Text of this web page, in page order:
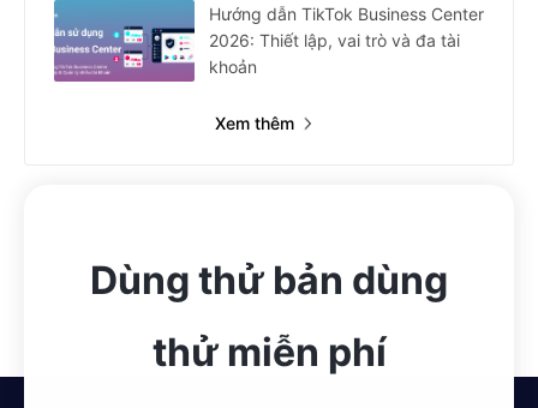
Hướng dẫn TikTok Business Center
2026: Thiết lập, vai trò và đa tài
khoản
Xem thêm
Dùng thử bản dùng
thử miễn phí